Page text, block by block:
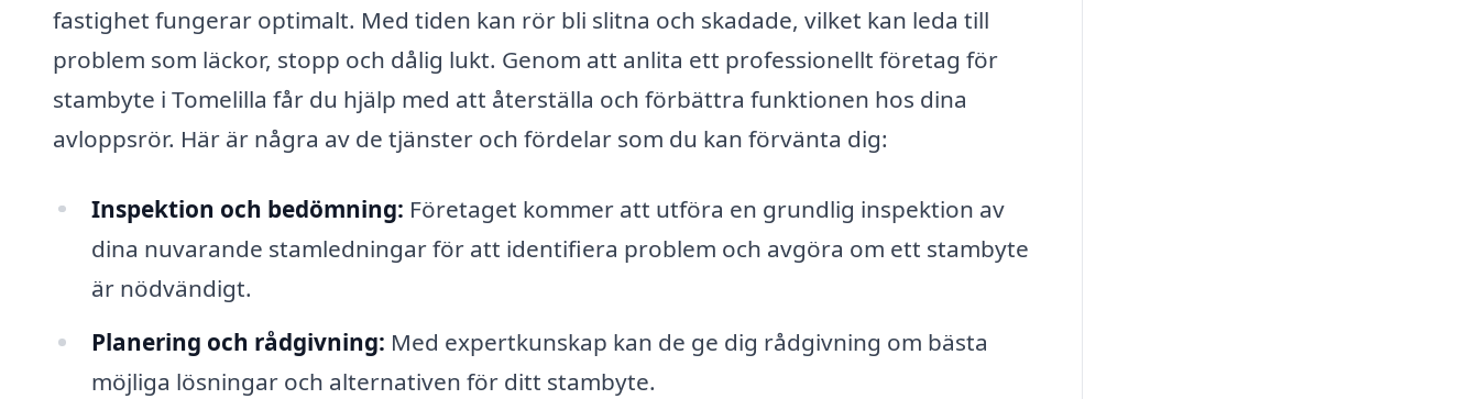
fastighet fungerar optimalt. Med tiden kan rör bli slitna och skadade, vilket kan leda till
problem som läckor, stopp och dålig lukt. Genom att anlita ett professionellt företag för
stambyte i Tomelilla får du hjälp med att återställa och förbättra funktionen hos dina
avloppsrör. Här är några av de tjänster och fördelar som du kan förvänta dig:
Inspektion och bedömning: Företaget kommer att utföra en grundlig inspektion av
dina nuvarande stamledningar för att identifiera problem och avgöra om ett stambyte
är nödvändigt.
Planering och rådgivning: Med expertkunskap kan de ge dig rådgivning om bästa
möjliga lösningar och alternativen för ditt stambyte.